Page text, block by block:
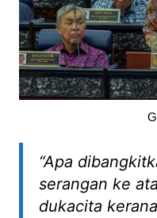
“Apa
serangan ke
dukacita